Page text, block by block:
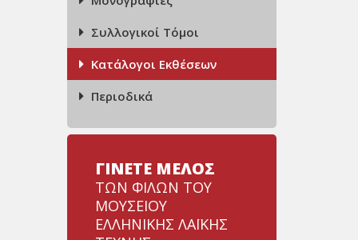
Συλλογικοί Τόμοι
Κατάλογοι Εκθέσεων
Περιοδικά
ΓΙΝΕΤΕ ΜΕΛΟΣ
ΤΩΝ ΦΙΛΩΝ ΤΟΥ
ΜΟΥΣΕΙΟΥ
ΕΛΛΗΝΙΚΗΣ ΛΑΪΚΗΣ